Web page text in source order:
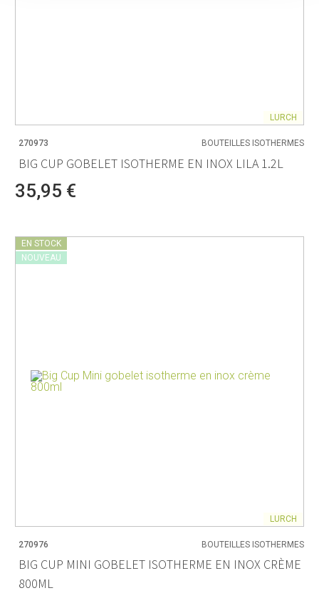
LURCH
270973 BOUTEILLES ISOTHERMES
BIG CUP GOBELET ISOTHERME EN INOX LILA 1.2L
35,95 €
EN STOCK
NOUVEAU
LURCH
270976 BOUTEILLES ISOTHERMES
BIG CUP MINI GOBELET ISOTHERME EN INOX CRÈME
800ML